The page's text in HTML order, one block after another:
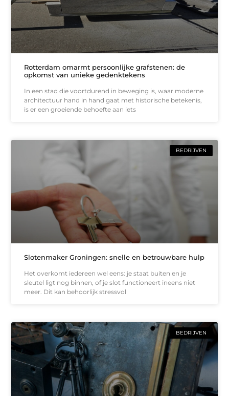
Rotterdam omarmt persoonlijke grafstenen: de
opkomst van unieke gedenktekens
In een stad die voortdurend in beweging is, waar moderne
architectuur hand in hand gaat met historische betekenis,
is er een groeiende behoefte aan iets
BEDRIJVEN
Slotenmaker Groningen: snelle en betrouwbare hulp
Het overkomt iedereen wel eens: je staat buiten en je
sleutel ligt nog binnen, of je slot functioneert ineens niet
meer. Dit kan behoorlijk stressvol
BEDRIJVEN